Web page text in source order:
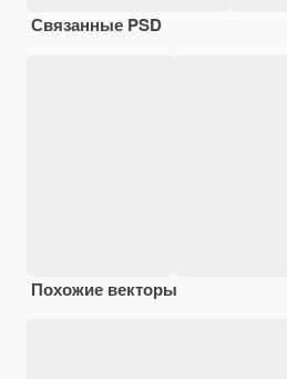
Связанные PSD
Похожие векторы